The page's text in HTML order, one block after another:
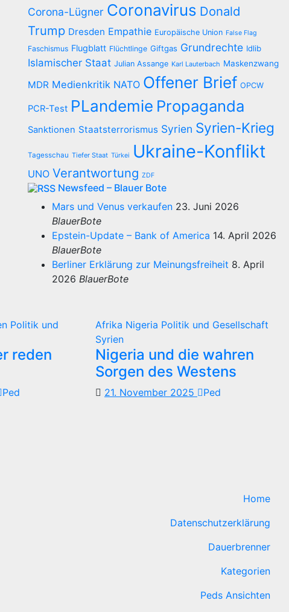
Corona-Lügner Coronavirus Donald
Trump Dresden Empathie Europäische Union False Flag
Faschismus Flugblatt Flüchtlinge Giftgas Grundrechte Idlib
Islamischer Staat Julian Assange Karl Lauterbach Maskenzwang
MDR Medienkritik NATO Offener Brief OPCW
PCR-Test PLandemie Propaganda
Sanktionen Staatsterrorismus Syrien Syrien-Krieg
Tagesschau Tiefer Staat Türkei Ukraine-Konflikt
UNO Verantwortung ZDF
Newsfeed – Blauer Bote
Mars und Venus verkaufen 23. Juni 2026
BlauerBote
Epstein-Update – Bank of America 14. April 2026
BlauerBote
Berliner Erklärung zur Meinungsfreiheit 8. April
2026 BlauerBote
Politik und
reden
Ped
Afrika Nigeria Politik und Gesellschaft
Syrien
Nigeria und die wahren
Sorgen des Westens
21. November 2025 Ped
Home
Datenschutzerklärung
Dauerbrenner
Kategorien
Peds Ansichten